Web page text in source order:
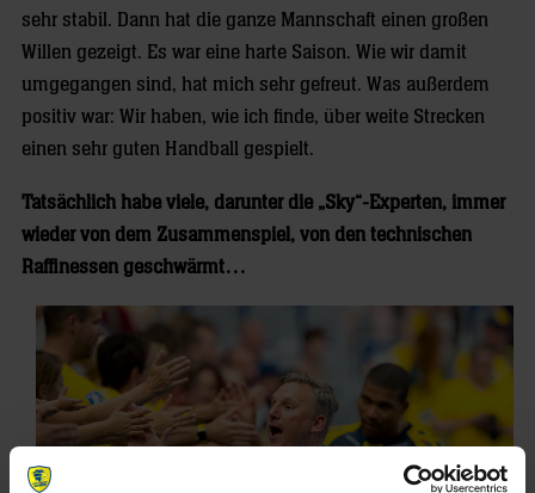
sehr stabil. Dann hat die ganze Mannschaft einen großen
Willen gezeigt. Es war eine harte Saison. Wie wir damit
umgegangen sind, hat mich sehr gefreut. Was außerdem
positiv war: Wir haben, wie ich finde, über weite Strecken
einen sehr guten Handball gespielt.
Tatsächlich habe viele, darunter die „Sky“-Experten, immer
wieder von dem Zusammenspiel, von den technischen
Raffinessen geschwärmt…